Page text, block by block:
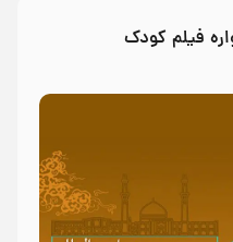
فیلم کودک